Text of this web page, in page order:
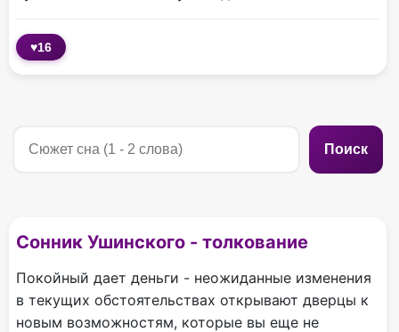
♥16
Поиск
Сонник Ушинского - толкование
Покойный дает деньги - неожиданные изменения
в текущих обстоятельствах открывают дверцы к
новым возможностям, которые вы еще не